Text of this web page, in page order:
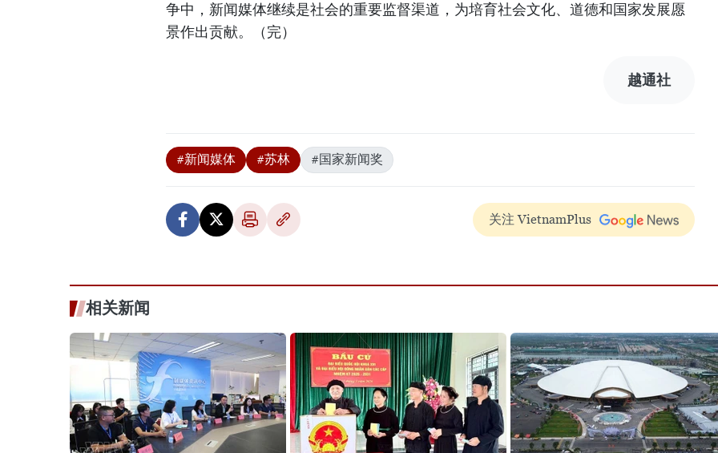
争中，新闻媒体继续是社会的重要监督渠道，为培育社会文化、道德和国家发展愿
景作出贡献。（完）
越通社
#新闻媒体 #苏林 #国家新闻奖
关注 VietnamPlus
相关新闻